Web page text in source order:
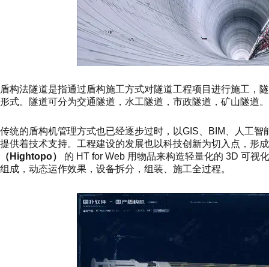
盾构法隧道是指通过盾构施工方式对隧道工程项目进行施工，
形式。隧道可分为交通隧道，水工隧道，市政隧道，矿山隧道。
传统的盾构机管理方式也已经逐步过时，以GIS、BIM、人工
提供着技术支持。工程建设的发展也以科技创新为切入点，形
（Hightopo）
的 HT for Web 用物品来构造轻量化的 3D 可视
组成，动态运作效果，设备拆分，组装、施工全过程。